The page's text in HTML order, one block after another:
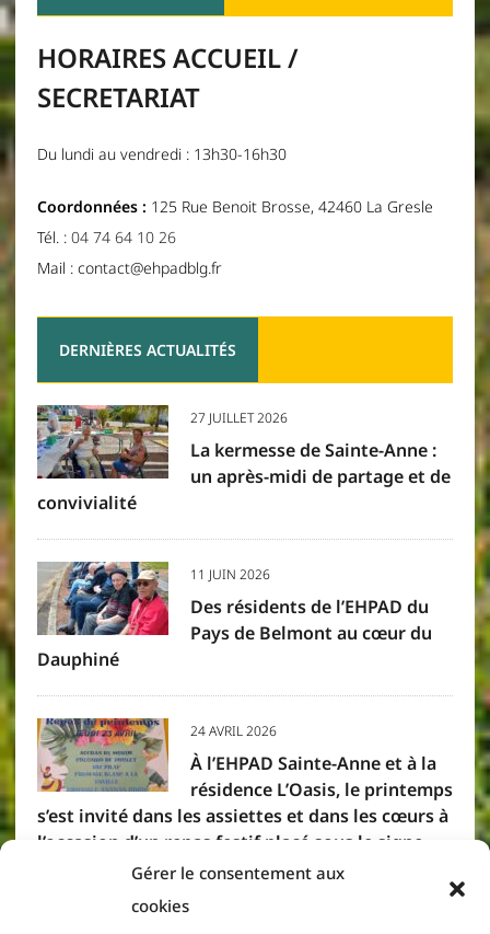
Gérer le consentement aux
cookies
HORAIRES ACCUEIL /
SECRETARIAT
Du lundi au vendredi : 13h30-16h30
Coordonnées : 125 Rue Benoit Brosse, 42460 La Gresle
Tél. : 04 74 64 10 26
Mail : contact@ehpadblg.fr
DERNIÈRES ACTUALITÉS
27 JUILLET 2026
La kermesse de Sainte-Anne :
un après-midi de partage et de
convivialité
11 JUIN 2026
Des résidents de l’EHPAD du
Pays de Belmont au cœur du
Dauphiné
24 AVRIL 2026
À l’EHPAD Sainte-Anne et à la
résidence L’Oasis, le printemps
s’est invité dans les assiettes et dans les cœurs à
l’occasion d’un repas festif placé sous le signe
des saveurs créoles. Résidents et membres du
personnel se sont réunis pour partager un
moment convivial, où la gourmandise et la